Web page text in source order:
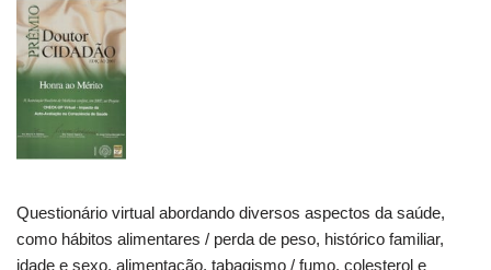
Questionário virtual abordando diversos aspectos da saúde,
como hábitos alimentares / perda de peso, histórico familiar,
idade e sexo, alimentação, tabagismo / fumo, colesterol e